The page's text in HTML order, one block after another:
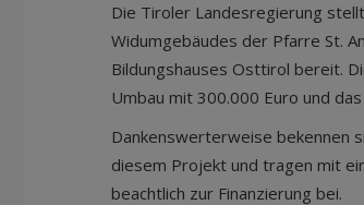
Die Tiroler Landesregierung
Widumgebäudes der Pfarre St.
Bildungshauses Osttirol bereit.
Umbau mit 300.000 Euro und
Dankenswerterweise bekennen
diesem Projekt und tragen mit
beachtlich zur Finanzierung bei.